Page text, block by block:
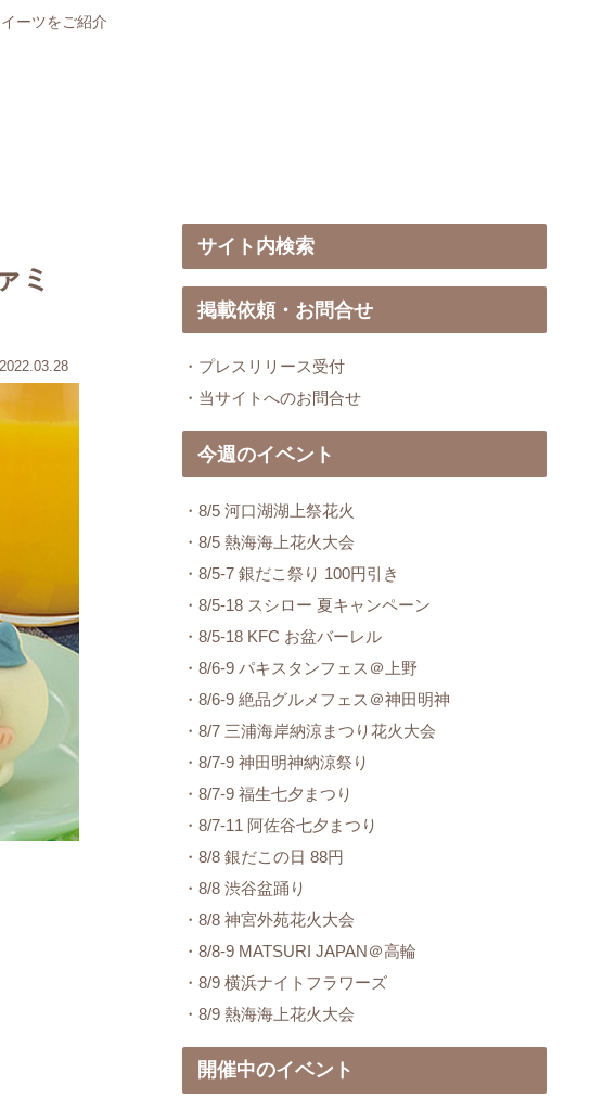
ーツをご紹介
ミ
2022.03.28
サイト内検索
掲載依頼・お問合せ
・プレスリリース受付
・当サイトへのお問合せ
今週のイベント
・8/5 河口湖湖上祭花火
・8/5 熱海海上花火大会
・8/5-7 銀だこ祭り 100円引き
・8/5-18 スシロー 夏キャンペーン
・8/5-18 KFC お盆バーレル
・8/6-9 パキスタンフェス＠上野
・8/6-9 絶品グルメフェス＠神田明神
・8/7 三浦海岸納涼まつり花火大会
・8/7-9 神田明神納涼祭り
・8/7-9 福生七夕まつり
・8/7-11 阿佐谷七夕まつり
・8/8 銀だこの日 88円
・8/8 渋谷盆踊り
・8/8 神宮外苑花火大会
・8/8-9 MATSURI JAPAN＠高輪
・8/9 横浜ナイトフラワーズ
・8/9 熱海海上花火大会
開催中のイベント